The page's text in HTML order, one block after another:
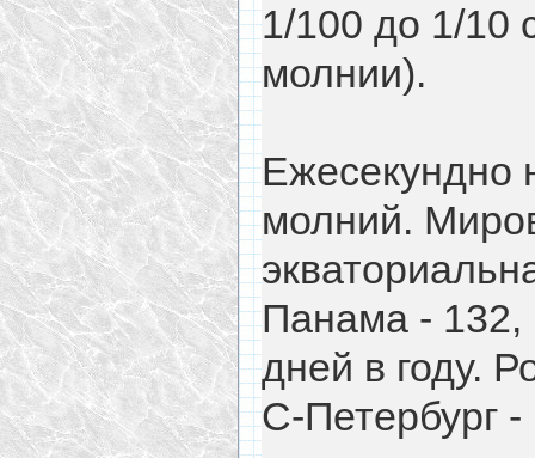
1/100 до 1/10
молнии).
Ежесекундно
молний.
Панама - 132,
дней в году.
С-Петербург -